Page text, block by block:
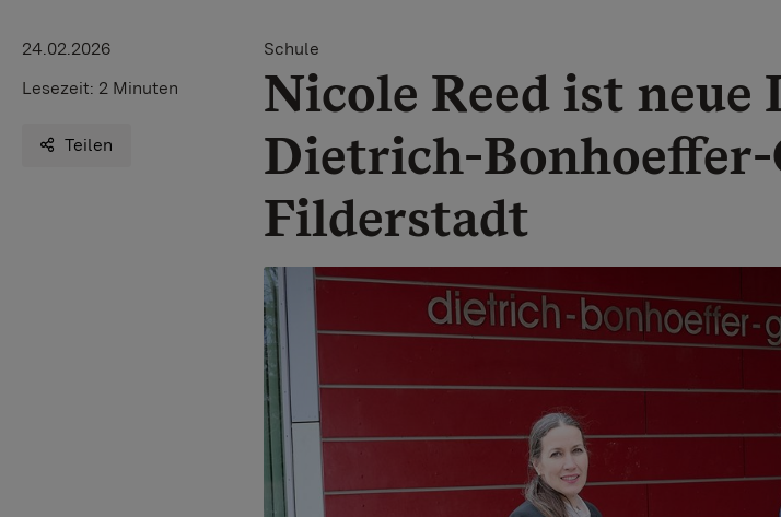
24.02.2026
Lesezeit: 2 Minuten
Teilen
Schule
Nicole Reed ist neue
Dietrich-
Filderstadt